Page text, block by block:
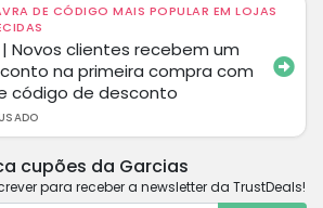
DE CÓDIGO MAIS POPULAR EM LOJAS
| Novos clientes recebem um
na primeira compra com
código de desconto
cupões da Garcias
para receber a newsletter da TrustDeals!